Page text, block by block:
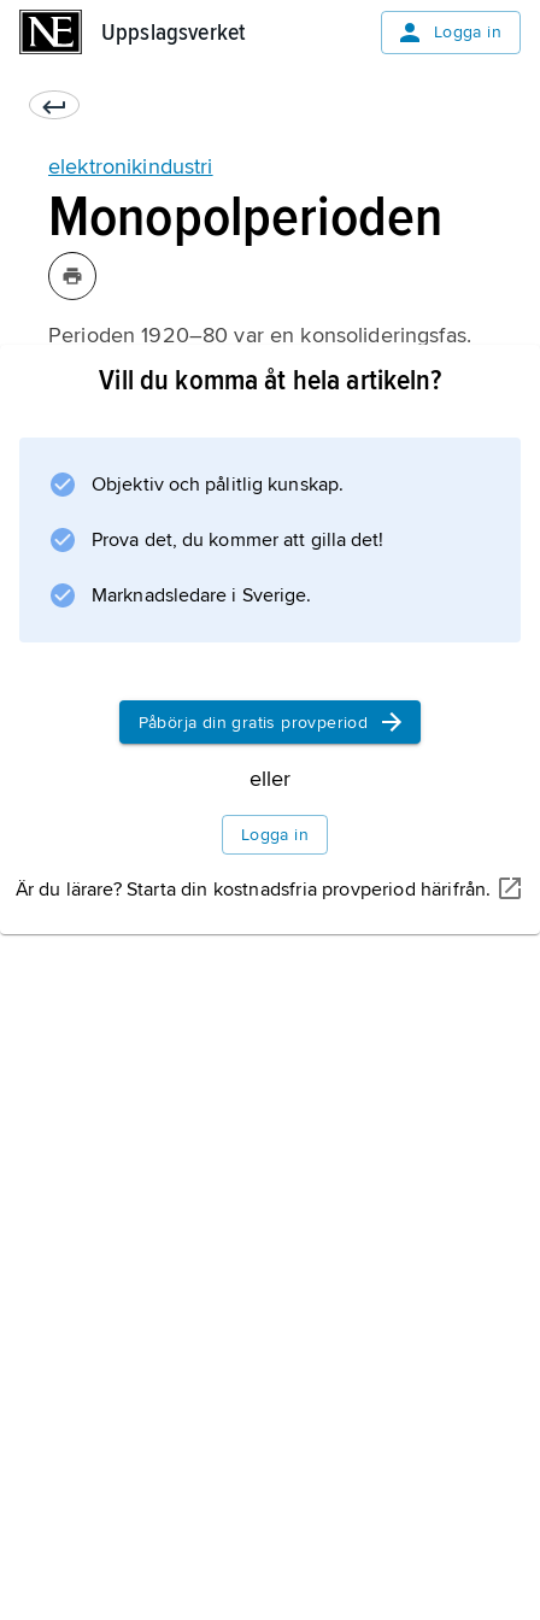
Uppslagsverket Logga in
elektronikindustri
Monopolperioden
Perioden 1920–80 var en konsolideringsfas.
Kombinationen av en stor statlig operatör och
anmärkningsvärd. Telegrafverket använde
nätmonopolet på samma sätt som andra
sattes lågt, medan rikstaxorna hölls uppe för
Information om artikeln
Vill du komma åt hela artikeln?
Objektiv och pålitlig kunskap.
Prova det, du kommer att gilla det!
Marknadsledare i Sverige.
Påbörja din gratis provperiod
eller
Logga in
Är du lärare? Starta din kostnadsfria provperiod härifrån.